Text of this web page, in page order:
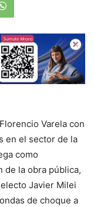
Varela con
en el sector de la
como
de la obra pública,
Javier Milei
de choque a